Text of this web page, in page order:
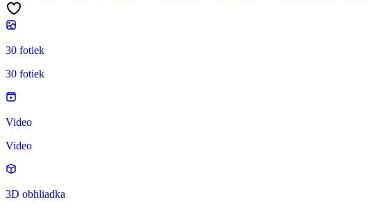
30 fotiek
30 fotiek
Video
Video
3D obhliadka